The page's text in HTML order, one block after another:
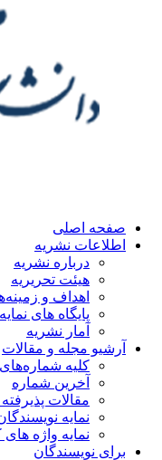
اصلی
نشریه
درباره نشریه
هیئت تحریریه
اهداف و زمینه‌ها
پایگاه های نمایه کننده
آمار نشریه
مجله و مقالات
کلیه شماره‌های مجله
آخرین شماره
مقالات پذیرفته شده
نمایه نویسندگان
نمایه واژه های کلیدی
نویسندگان